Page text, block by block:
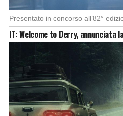
IT: Welcome to Derry, annunciata